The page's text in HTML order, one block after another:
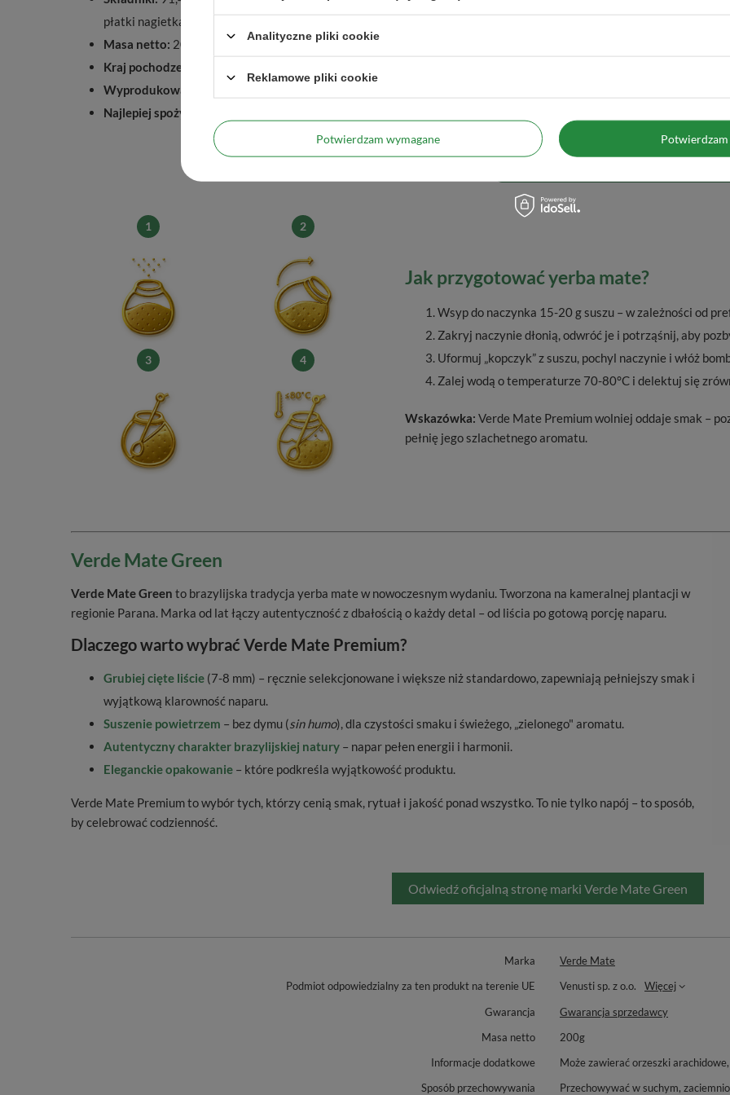
płatki nagietka, czystek, liść morwy białej, naturalne aromaty
Masa netto: 200 g
Kraj pochodzenia:
Wyprodukowano dla:
Najlepiej spożyć przed:
Jak przygotować yerba mate?
Wsyp do naczynka 15-20 g suszu – w zależności od
Zakryj naczynie dłonią, odwróć je i potrząśnij, aby
Uformuj „kopczyk” z suszu, pochyl naczynie i włóż
Zalej wodą o temperaturze 70-80°C i delektuj się
Wskazówka: Verde Mate Premium wolniej oddaje smak –
pełnię jego szlachetnego aromatu.
1 2
3 4
Verde Mate Green
Verde Mate Green to brazylijska tradycja yerba mate w nowoczesnym wydaniu. Tworzona na kameralnej plantacji w
regionie Parana. Marka od lat łączy autentyczność z dbałością o każdy detal – od liścia po gotową porcję naparu.
Dlaczego warto wybrać Verde Mate Premium?
Grubiej cięte liście (7-8 mm) – ręcznie selekcjonowane i większe niż standardowo, zapewniają pełniejszy smak i
wyjątkową klarowność naparu.
Suszenie powietrzem – bez dymu (sin humo), dla czystości smaku i świeżego, „zielonego" aromatu.
Autentyczny charakter brazylijskiej natury – napar pełen energii i harmonii.
Eleganckie opakowanie – które podkreśla wyjątkowość produktu.
Verde Mate Premium to wybór tych, którzy cenią smak, rytuał i jakość ponad wszystko. To nie tylko napój – to sposób,
by celebrować codzienność.
Odwiedź oficjalną stronę marki Verde Mate Green
Marka
Verde Mate
Podmiot odpowiedzialny za ten produkt na terenie UE
Venusti sp. z o.o.
Więcej
Gwarancja
Gwarancja sprzedawcy
Masa netto
200g
Informacje dodatkowe
Może zawierać orzeszki
Sposób przechowywania
Przechowywać w suchym,
Analityczne pliki cookie
Reklamowe pliki cookie
Potwierdzam wymagane